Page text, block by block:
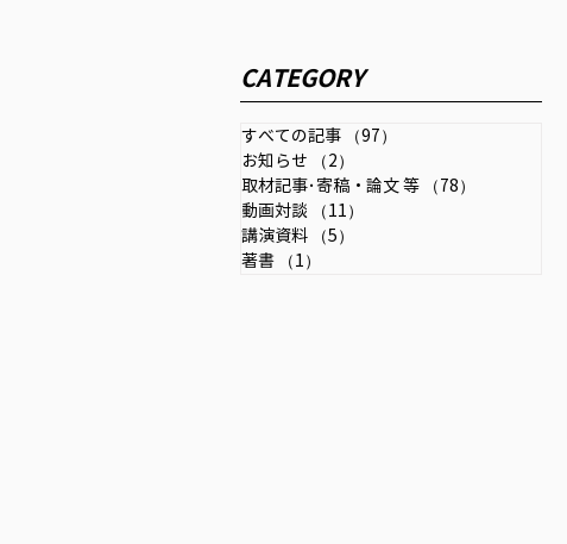
金融の指針」2026年7月号
(第25号)
イノベーション・インテリジェン
ス研究所が発刊する「金融・資本
市場リサーチ」2026年７月号
（第25号にインタビュー記事が
掲載されました。
CATEGORY
すべての記事 （97）
お知らせ
（2）
取材記事･寄稿・論文 等
（78）
動画対談
（11）
講演資料
（5）
著書
（1）